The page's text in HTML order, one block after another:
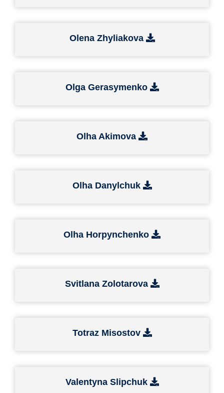
Olena Zhyliakova
Olga Gerasymenko
Olha Akimova
Olha Danylchuk
Olha Horpynchenko
Svitlana Zolotarova
Totraz Misostov
Valentyna Slipchuk